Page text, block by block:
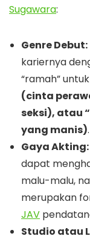
Sugawara:
Genre Debut:
kariernya
“ramah”
(cinta
seksi), atau
yang manis).
Gaya Akting:
dapat
malu-malu,
merupakan
JAV
Studio atau